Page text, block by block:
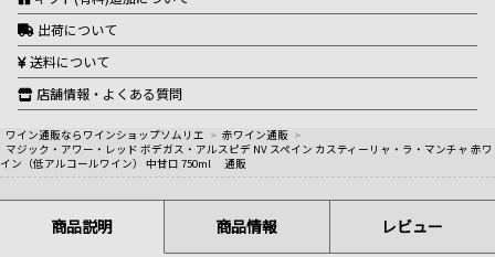
出荷について
送料について
店舗情報・よくある質問
ワイン通販ならワインショップソムリエ > 赤ワイン通販 >
マジック・アワー・レッド ボデガス・アルスピデ NV スペイン カスティーリャ・ラ・マンチャ 赤ワ
イン（低アルコールワイン） 中甘口 750ml 通販
商品説明 商品情報 レビュー